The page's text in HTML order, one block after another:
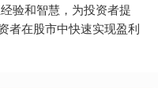
验和智慧，为投资者提
者在股市中快速实现盈利